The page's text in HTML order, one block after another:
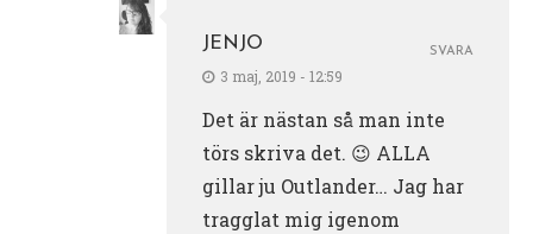
JENJO
3 maj, 2019 - 12:59
Det är nästan så man inte
törs skriva det. 😉 ALLA
gillar ju Outlander… Jag har
tragglat mig igenom
SVARA